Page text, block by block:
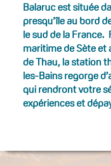
Balaruc est située
presqu’île au bord
le sud de la France.
maritime de Sète et
de Thau, la station
les-Bains regorge
qui rendront votre
expériences et